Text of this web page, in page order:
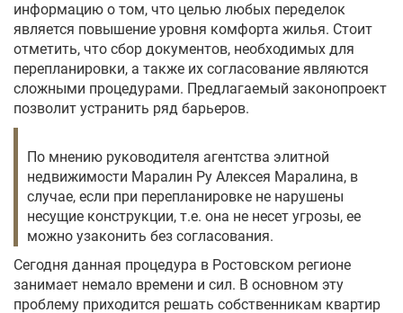
информацию о том, что целью любых переделок
является повышение уровня комфорта жилья. Стоит
отметить, что сбор документов, необходимых для
перепланировки, а также их согласование являются
сложными процедурами. Предлагаемый законопроект
позволит устранить ряд барьеров.
По мнению руководителя агентства элитной
недвижимости Маралин Ру Алексея Маралина, в
случае, если при перепланировке не нарушены
несущие конструкции, т.е. она не несет угрозы, ее
можно узаконить без согласования.
Сегодня данная процедура в Ростовском регионе
занимает немало времени и сил. В основном эту
проблему приходится решать собственникам квартир